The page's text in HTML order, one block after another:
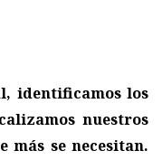
identificamos los
nuestros
más se necesitan.